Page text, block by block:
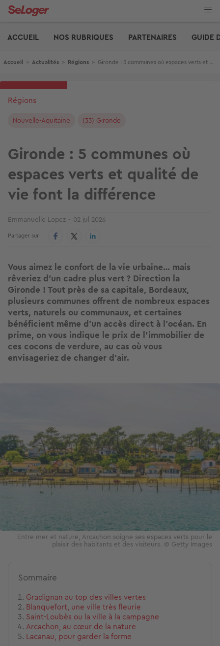
Aller
ACCUEIL
NOS RUBRIQUES PARTENAIRES GUIDE
Fil d'Ariane
Accueil > Actualités > Régions > Gironde : 5 communes où espaces verts et qualité de vie font la différence
Régions
Nouvelle-Aquitaine (33) Gironde
Gironde : 5 communes où
espaces verts et qualité de
vie font la différence
Emmanuelle Lopez 02 jul 2026
Partager sur
Vous aimez le confort de la vie urbaine… mais
rêveriez d’un cadre plus vert ? Direction la
Gironde ! Tout près de sa capitale, Bordeaux,
plusieurs communes offrent de nombreux espaces
verts, naturels ou communaux, et certaines
bénéficient même d’un accès direct à l’océan. En
prime, on vous indique le prix de l’immobilier de
ces cocons de verdure, au cas où vous
envisageriez de changer d’air.
Entre mer et nature, Arcachon soigne ses espaces verts pour le
plaisir des habitants et des visiteurs. © Getty Images
Sommaire
Gradignan au top des villes vertes
Blanquefort, une ville très fleurie
Saint-Loubès ou la ville à la campagne
Arcachon, au cœur de la nature
Lacanau, pour garder la forme